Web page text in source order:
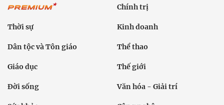
Chính trị
Thời sự Kinh doanh
Dân tộc và Tôn giáo Thể thao
Giáo dục Thế giới
Đời sống Văn hóa - Giải trí